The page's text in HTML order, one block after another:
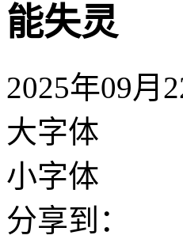
能失灵
2025年09
大字体
小字体
分享到：